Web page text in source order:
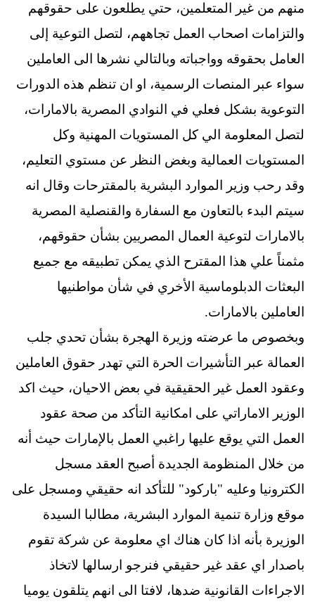
منهم من غير المتعلمين، حتي يطلعون على حقوقهم
والتزامات اصحاب العمل تجاههم، لتصل التوعية إلى
العامل بحقوقه وواجباته وبالتالي نشرها الى العاملين
سواء عبر المنصات الرسمية، او ان تنظم هذه الدورات
التوعوية بشكل فعلي في النوادي المصرية بالامارات،
لتصل المعلومة الي كل المستويات المهنية وكل
المستويات العمالية وبغض النظر عن مستوي التعليم،
وقد رحب وزير الموارد البشرية بالمقترحات وقال انه
سيتم البدء بالتعاون مع السفارة والقنصلية المصرية
بالامارات لتوعية العمال المصريين بشأن حقوقهم،
مثمناً علي هذا المقترح الذي يمكن تطبيقه مع جميع
البعثات الدبلوماسية الأخري في شأن مواطنيها
العاملين بالامارات.
وبخصوص ما عرضته وزيرة الهجرة بشأن تحدي جلب
العمالة عبر التأشيرات الحرة التي تهدر حقوق العاملين
وعقود العمل غير الحقيقية في بعض الاحيان، حيث اكد
الوزير الاماراتي على امكانية التأكد من صحة عقود
العمل التي يوقع عليها راغبي العمل بالإمارات حيث أنه
من خلال المنظومة الجديدة أصبح العقد مسجل
الكترونيا وعليه "باركود" للتأكد انه حقيقي ومسجل على
موقع وزارة تنمية الموارد البشرية، مطالبا السيدة
الوزيرة بأنه اذا كان هناك اي معلومة عن شركة تقوم
باصدار اي عقد غير حقيقي فنرجو ارسالها لاتخاذ
الاجراءات القانونية ضدها، لافتا الى انهم يتلقون يوميا